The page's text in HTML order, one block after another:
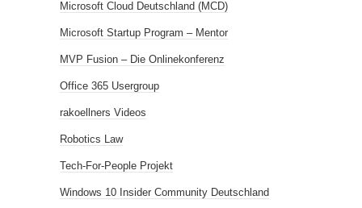
Microsoft Cloud Deutschland (MCD)
Microsoft Startup Program – Mentor
MVP Fusion – Die Onlinekonferenz
Office 365 Usergroup
rakoellners Videos
Robotics Law
Tech-For-People Projekt
Windows 10 Insider Community Deutschland